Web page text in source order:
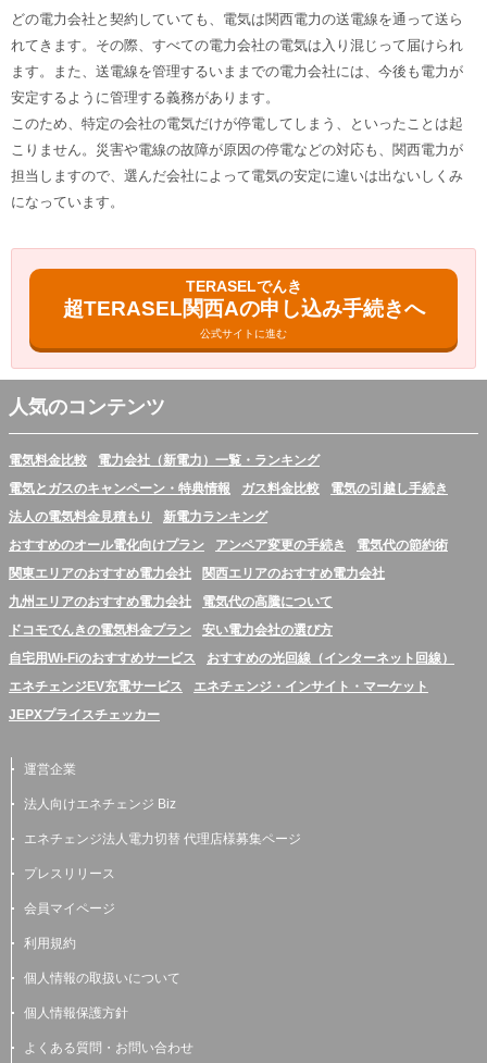
どの電力会社と契約していても、電気は関西電力の送電線を通って送ら
れてきます。その際、すべての電力会社の電気は入り混じって届けられ
ます。また、送電線を管理するいままでの電力会社には、今後も電力が
安定するように管理する義務があります。
このため、特定の会社の電気だけが停電してしまう、といったことは起
こりません。災害や電線の故障が原因の停電などの対応も、関西電力が
担当しますので、選んだ会社によって電気の安定に違いは出ないしくみ
になっています。
TERASELでんき
超TERASEL関西Aの申し込み手続きへ
公式サイトに進む
人気のコンテンツ
電気料金比較
電力会社（新電力）一覧・ランキング
電気とガスのキャンペーン・特典情報
ガス料金比較
電気の引越し手続き
法人の電気料金見積もり
新電力ランキング
おすすめのオール電化向けプラン
アンペア変更の手続き
電気代の節約術
関東エリアのおすすめ電力会社
関西エリアのおすすめ電力会社
九州エリアのおすすめ電力会社
電気代の高騰について
ドコモでんきの電気料金プラン
安い電力会社の選び方
自宅用Wi-Fiのおすすめサービス
おすすめの光回線（インターネット回線）
エネチェンジEV充電サービス
エネチェンジ・インサイト・マーケット
JEPXプライスチェッカー
運営企業
法人向けエネチェンジ Biz
エネチェンジ法人電力切替 代理店様募集ページ
プレスリリース
会員マイページ
利用規約
個人情報の取扱いについて
個人情報保護方針
よくある質問・お問い合わせ